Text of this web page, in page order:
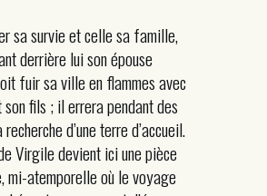
sa survie et celle sa famille,
derrière lui son épouse
fuir sa ville en flammes avec
fils ; il errera pendant des
d’une terre d’accueil.
Virgile devient ici une pièce
mi-atemporelle où le voyage